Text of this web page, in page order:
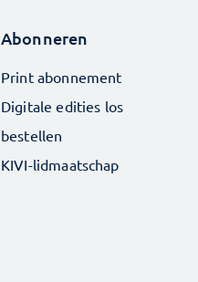
Abonneren
Print abonnement
Digitale edities los
bestellen
KIVI-lidmaatschap